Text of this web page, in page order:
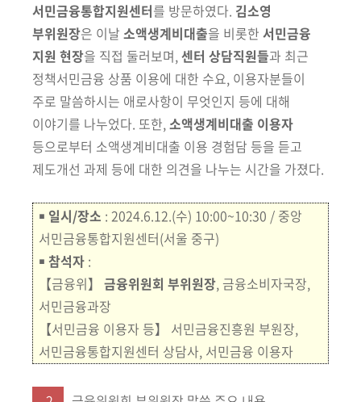
서민금융통합지원센터를 방문하였다. 김소영
부위원장은 이날 소액생계비대출을 비롯한 서민금융
지원 현장을 직접 둘러보며,센터 상담직원들과 최근
정책서민금융 상품 이용에 대한 수요, 이용자분들이
주로 말씀하시는 애로사항이 무엇인지 등에 대해
이야기를 나누었다. 또한,소액생계비대출 이용자
등으로부터 소액생계비대출 이용 경험담 등을 듣고
제도개선 과제 등에 대한 의견을 나누는 시간을 가졌다.
￭ 일시/장소 : 2024.6.12.(수) 10:00~10:30 / 중앙
서민금융통합지원센터(서울 중구)
￭ 참석자:
【금융위】 금융위원회 부위원장, 금융소비자국장,
서민금융과장
【서민금융 이용자 등】 서민금융진흥원 부원장,
서민금융통합지원센터 상담사, 서민금융 이용자